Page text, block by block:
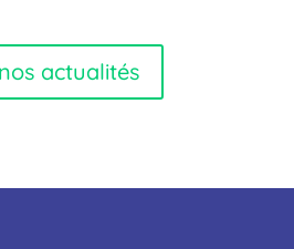
actualités